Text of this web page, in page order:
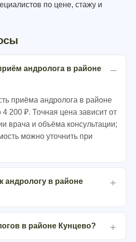
по цене, стажу и
андролога в районе
приёма андролога в районе
200 ₽. Точная цена зависит от
врача и объёма консультации;
можно уточнить при
андрологу в районе
в районе Кунцево?